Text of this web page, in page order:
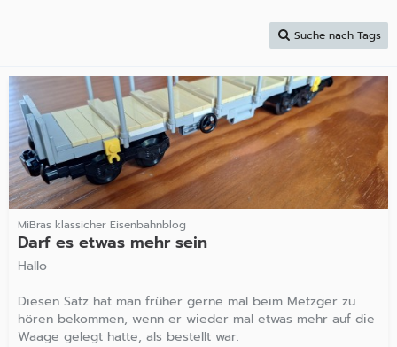
Suche nach Tags
MiBras klassicher Eisenbahnblog
Darf es etwas mehr sein
Hallo
Diesen Satz hat man früher gerne mal beim Metzger zu
hören bekommen, wenn er wieder mal etwas mehr auf die
Waage gelegt hatte, als bestellt war.